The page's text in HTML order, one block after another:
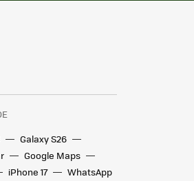
Galaxy S26
Google Maps
iPhone 17
WhatsApp